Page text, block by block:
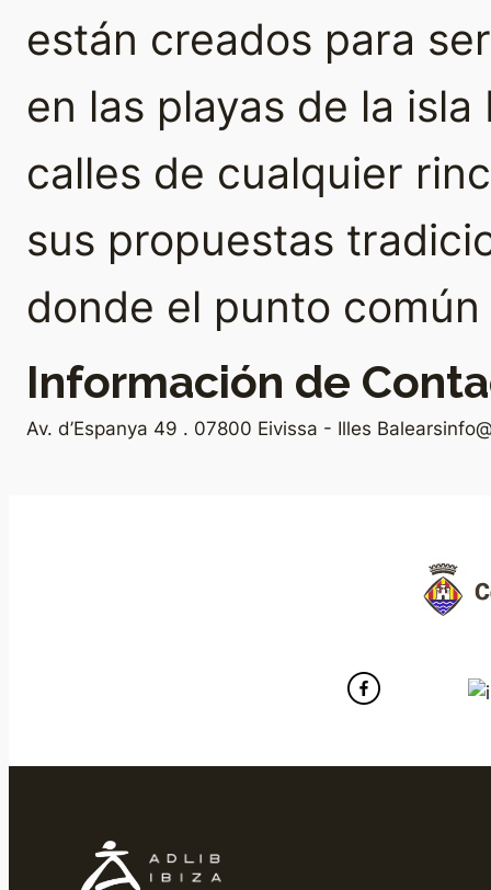
están creados para
en las playas de la
calles de cualquier
sus propuestas
donde el punto
Información de
Av. d’Espanya 49 . 07800 Eivissa - Illes Balears